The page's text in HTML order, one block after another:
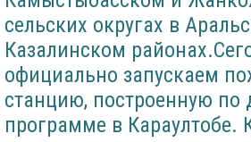
сельских округах в
Казалинском
официально запускаем
станцию, построенную по
программе в Караултобе.